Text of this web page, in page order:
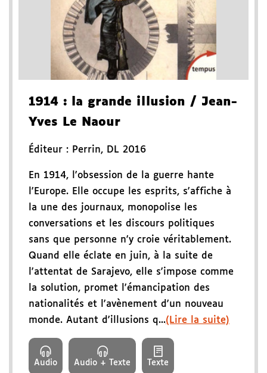
1914 : la grande illusion / Jean-
Yves Le Naour
Éditeur : Perrin, DL 2016
En 1914, l'obsession de la guerre hante
l'Europe. Elle occupe les esprits, s'affiche à
la une des journaux, monopolise les
conversations et les discours politiques
sans que personne n'y croie véritablement.
Quand elle éclate en juin, à la suite de
l'attentat de Sarajevo, elle s'impose comme
la solution, promet l'émancipation des
nationalités et l'avènement d'un nouveau
monde. Autant d'illusions q...(Lire la suite)
Audio Audio + Texte Texte